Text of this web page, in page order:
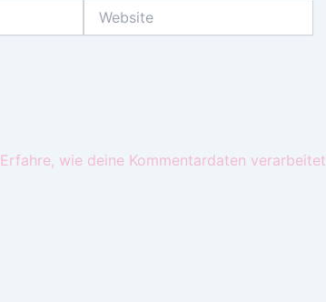
Erfahre, wie deine Kommentardaten verarbeitet